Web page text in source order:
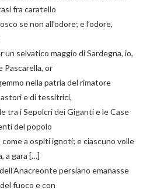
fra caratello
se non all’odore; e l’odore,
un selvatico maggio di Sardegna, io,
Pascarella, or
nella patria del rimatore
e di tessitrici,
tra i Sepolcri dei Giganti e le Case
del popolo
a ospiti ignoti; e ciascuno volle
a gara […]
persiano emanasse
fuoco e con